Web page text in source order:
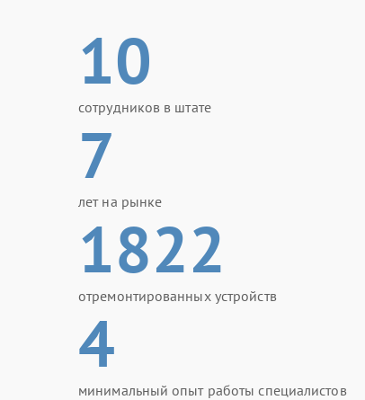
10
сотрудников в штате
7
лет на рынке
1822
отремонтированных устройств
4
минимальный опыт работы специалистов